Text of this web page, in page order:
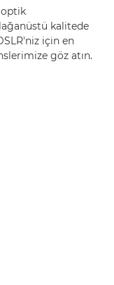
optik
kalitede
için en
göz atın.